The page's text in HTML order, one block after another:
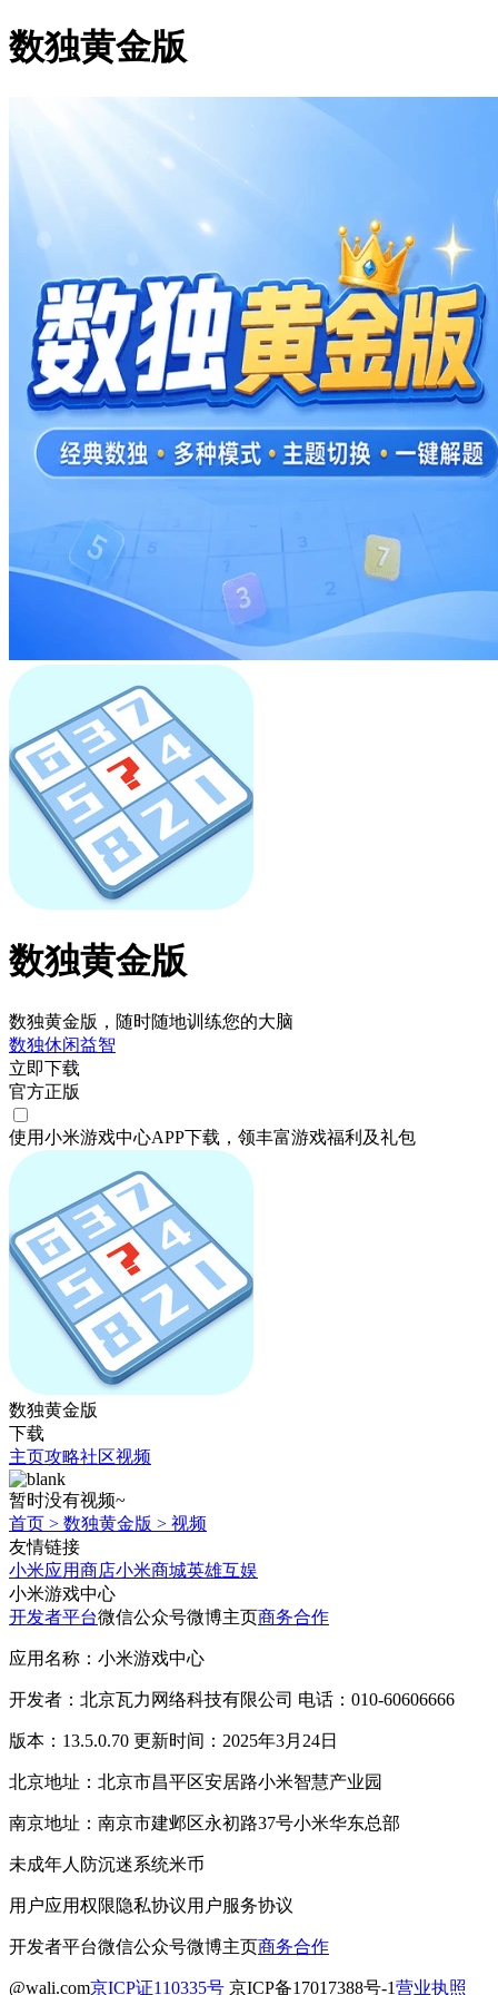
数独黄金版
数独黄金版
数独黄金版，随时随地训练您的大脑
数独休闲益智
立即下载
官方正版
使用小米游戏中心APP下载 ，领丰富游戏福利 及礼包
数独黄金版
下载
主页攻略社区视频
暂时没有视频~
首页 > 数独黄金版 > 视频
友情链接
小米应用商店小米商城英雄互娱
小米游戏中心
开发者平台微信公众号微博主页商务合作
应用名称：小米游戏中心
开发者：北京瓦力网络科技有限公司 电话：010-60606666
版本：13.5.0.70 更新时间：2025年3月24日
北京地址：北京市昌平区安居路小米智慧产业园
南京地址：南京市建邺区永初路37号小米华东总部
未成年人防沉迷系统米币
用户应用权限隐私协议用户服务协议
开发者平台微信公众号微博主页商务合作
@wali.com京ICP证110335号 京ICP备17017388号-1营业执照